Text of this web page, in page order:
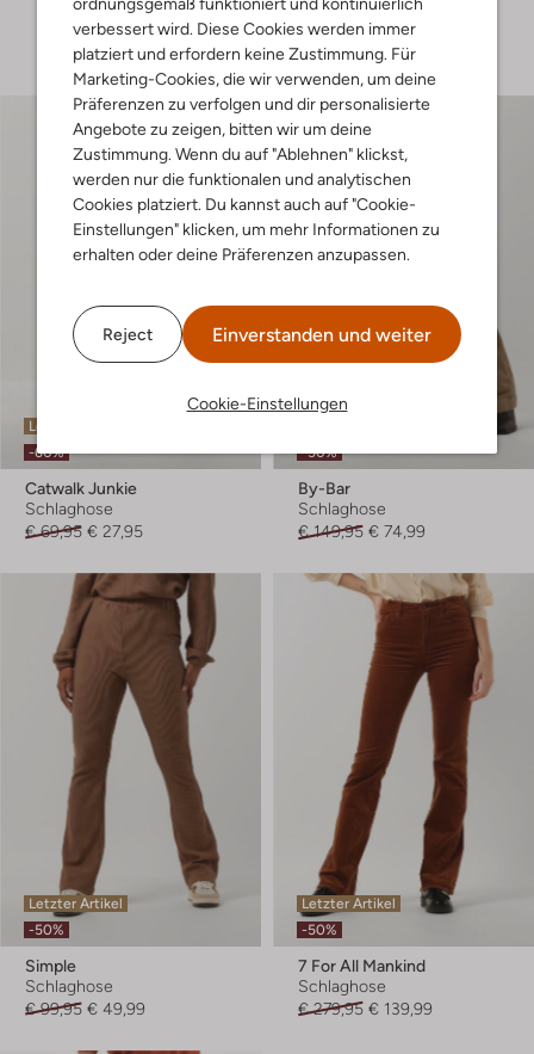
verbessert wird. Diese Cookies werden immer
platziert und erfordern keine Zustimmung. Für
Marketing-Cookies, die wir verwenden, um deine
Präferenzen zu verfolgen und dir personalisierte
Angebote zu zeigen, bitten wir um deine
Zustimmung. Wenn du auf "Ablehnen" klickst,
werden nur die funktionalen und analytischen
Cookies platziert. Du kannst auch auf "Cookie-
Einstellungen" klicken, um mehr Informationen zu
erhalten oder deine Präferenzen anzupassen.
Reject Einverstanden und weiter
Cookie-Einstellungen
+ mehr farben
Letzte Größen
-60%
Catwalk Junkie
Schlaghose
€ 69,95 € 27,95
-50%
By-Bar
Schlaghose
€ 149,95 € 74,99
Letzter Artikel
-50%
Simple
Schlaghose
€ 99,95 € 49,99
Letzter Artikel
-50%
7 For All Mankind
Schlaghose
€ 279,95 € 139,99